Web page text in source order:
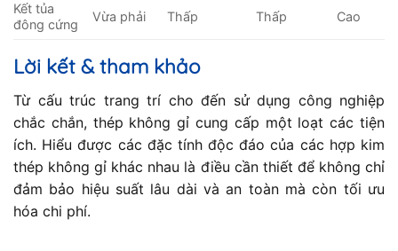
Kết tủa
đông cứng
Vừa phải Thấp Thấp Cao
Lời kết & tham khảo
Từ cấu trúc trang trí cho đến sử dụng công nghiệp
chắc chắn, thép không gỉ cung cấp một loạt các tiện
ích. Hiểu được các đặc tính độc đáo của các hợp kim
thép không gỉ khác nhau là điều cần thiết để không chỉ
đảm bảo hiệu suất lâu dài và an toàn mà còn tối ưu
hóa chi phí.